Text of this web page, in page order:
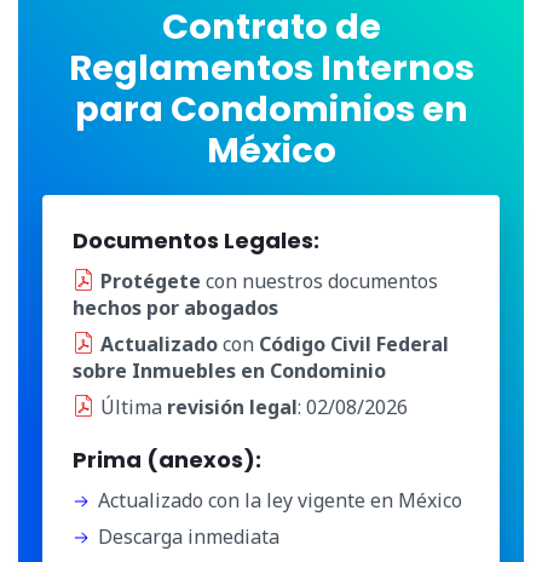
Contrato de
Reglamentos Internos
para Condominios en
México
Documentos Legales:
Protégete con nuestros documentos
hechos por abogados
Actualizadocon Código Civil Federal
sobre Inmuebles en Condominio
Última revisión legal: 02/08/2026
Prima (anexos):
Actualizado con la ley vigente en México
Descarga inmediata